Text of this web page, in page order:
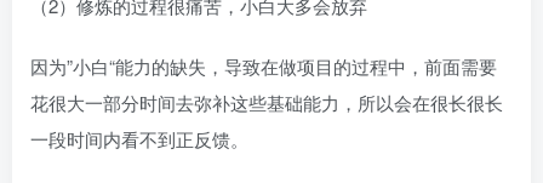
（2）修炼的过程很痛苦，小白大多会放弃​
因为”小白“能力的缺失，导致在做项目的过程中，前面需要
花很大一部分时间去弥补这些基础能力，所以会在很长很长
一段时间内看不到正反馈。​